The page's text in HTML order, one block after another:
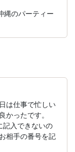
のパーティー
は仕事で忙しい
かったです。
記入できないの
相手の番号を記